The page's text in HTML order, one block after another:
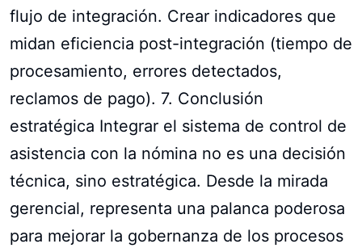
flujo de integración. Crear indicadores que
midan eficiencia post-integración (tiempo de
procesamiento, errores detectados,
reclamos de pago). 7. Conclusión
estratégica Integrar el sistema de control de
asistencia con la nómina no es una decisión
técnica, sino estratégica. Desde la mirada
gerencial, representa una palanca poderosa
para mejorar la gobernanza de los procesos